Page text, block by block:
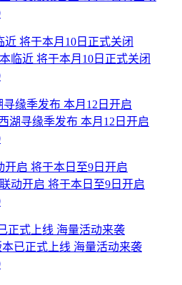
临近 将于本月10日正式关闭
湖寻缘季发布 本月12日开启
动开启 将于本日至9日开启
已正式上线 海量活动来袭